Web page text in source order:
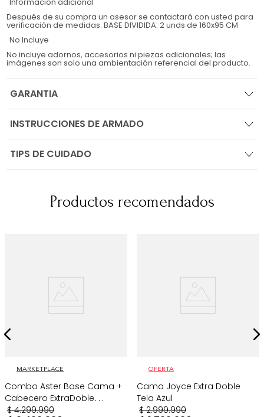
Información adicional
Después de su compra un asesor se contactará con usted para
verificación de medidas. BASE DIVIDIDA: 2 unds de 160x95 CM
No Incluye
No incluye adornos, accesorios ni piezas adicionales; las
imágenes son solo una ambientación referencial del producto.
GARANTIA
INSTRUCCIONES DE ARMADO
TIPS DE CUIDADO
Productos recomendados
MARKETPLACE
Combo Aster Base Cama +
Cabecero ExtraDoble
Taupe/Madera
$ 4.299.990
OFERTA
Cama Joyce Extra Doble
Tela Azul
$ 2.999.990